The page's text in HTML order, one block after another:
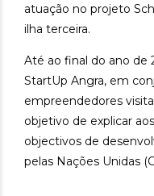
atuação no projeto
ilha terceira.
Até ao final do ano de
StartUp Angra, em
empreendedores
objetivo de explicar
objectivos de
pelas Nações Unidas